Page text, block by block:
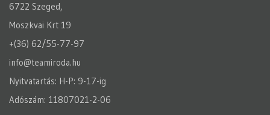
6722 Szeged,
Moszkvai Krt 19
+(36) 62/55-77-97
info@teamiroda.hu
Nyitvatartás: H-P: 9-17-ig
Adószám: 11807021-2-06